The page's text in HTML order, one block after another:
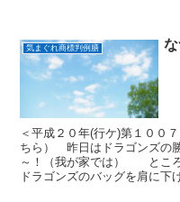
気まぐれ商標判例膳
＜平成２０年(行ケ)第１００
ちら） 昨日はドラゴンズの
～！（我が家では） ところ
ドラゴンズのバッグを肩に下